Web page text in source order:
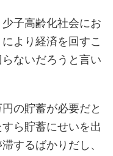
子高齢化社会にお
より経済を回すこ
ないだろうと言い
の貯蓄が必要だと
ら貯蓄にせいを出
するばかりだし、